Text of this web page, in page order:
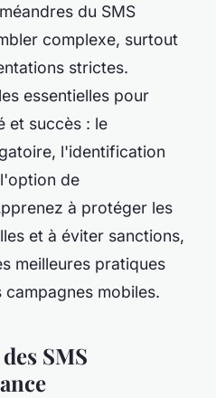
du SMS
complexe, surtout
strictes.
essentielles pour
et succès : le
l'identification
de
à protéger les
et à éviter sanctions,
meilleures pratiques
mobiles.
SMS